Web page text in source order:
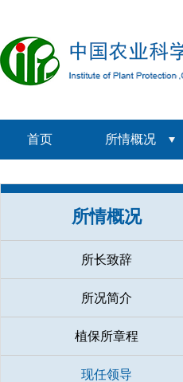
首页 所情概况
所情概况
所长致辞
所况简介
植保所章程
现任领导